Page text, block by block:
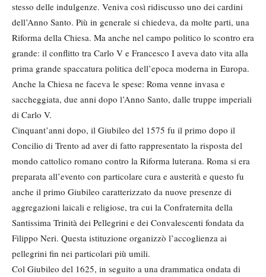
stesso delle indulgenze. Veniva così ridiscusso uno dei cardini
dell’Anno Santo. Più in generale si chiedeva, da molte parti, una
Riforma della Chiesa. Ma anche nel campo politico lo scontro era
grande: il conflitto tra Carlo V e Francesco I aveva dato vita alla
prima grande spaccatura politica dell’epoca moderna in Europa.
Anche la Chiesa ne faceva le spese: Roma venne invasa e
saccheggiata, due anni dopo l’Anno Santo, dalle truppe imperiali
di Carlo V.
Cinquant’anni dopo, il Giubileo del 1575 fu il primo dopo il
Concilio di Trento ad aver di fatto rappresentato la risposta del
mondo cattolico romano contro la Riforma luterana. Roma si era
preparata all’evento con particolare cura e austerità e questo fu
anche il primo Giubileo caratterizzato da nuove presenze di
aggregazioni laicali e religiose, tra cui la Confraternita della
Santissima Trinità dei Pellegrini e dei Convalescenti fondata da
Filippo Neri. Questa istituzione organizzò l’accoglienza ai
pellegrini fin nei particolari più umili.
Col Giubileo del 1625, in seguito a una drammatica ondata di